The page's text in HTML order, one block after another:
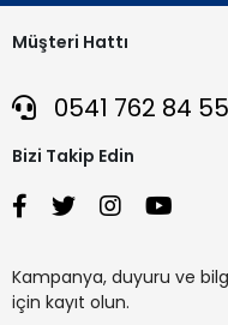
Müşteri Hattı
0541 762 84
Bizi Takip Edin
Kampanya, duyuru ve
için kayıt olun.